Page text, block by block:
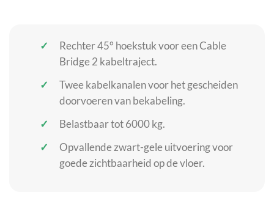
Rechter 45° hoekstuk voor een Cable
Bridge 2 kabeltraject.
Twee kabelkanalen voor het gescheiden
doorvoeren van bekabeling.
Belastbaar tot 6000 kg.
Opvallende zwart-gele uitvoering voor
goede zichtbaarheid op de vloer.